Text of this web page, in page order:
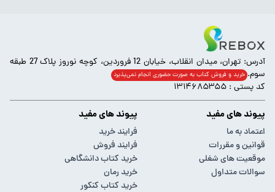
آدرس: تهران، میدان انقلاب، خیابان 12 فروردین، کوچه نوروز پلاک 27 طبقه
سوم. خرید و فروش کتاب به صورت حضوری انجام‌ نمی‌پذیرد
کد پستی : ۱۳۱۴۶۸۵۳۵۵
پیوند های مفید
اعتماد به ما
قوانین و مقررات
موقعیت های شغلی
سوالات متداول
پیوند های مفید
فرایند خرید
فرایند فروش
خرید کتاب دانشگاهی
خرید رمان
خرید کتاب کنکور